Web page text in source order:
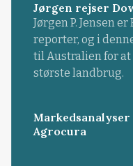
Jørgen rejser
Jørgen P. Jensen
reporter, og i
til Australien for at
største landbrug.
Agrocura